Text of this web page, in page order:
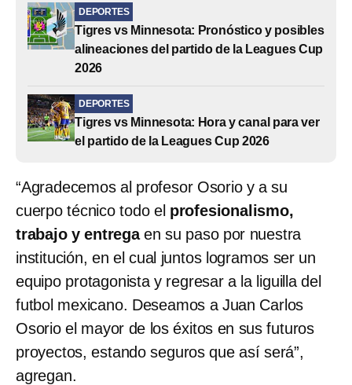
DEPORTES
Tigres vs Minnesota: Pronóstico y posibles
alineaciones del partido de la Leagues Cup
2026
DEPORTES
Tigres vs Minnesota: Hora y canal para ver
el partido de la Leagues Cup 2026
“Agradecemos al profesor Osorio y a su
cuerpo técnico todo el profesionalismo,
trabajo y entregaen su paso por nuestra
institución, en el cual juntos logramos ser un
equipo protagonista y regresar a la liguilla del
futbol mexicano. Deseamos a Juan Carlos
Osorio el mayor de los éxitos en sus futuros
proyectos, estando seguros que así será”,
agregan.